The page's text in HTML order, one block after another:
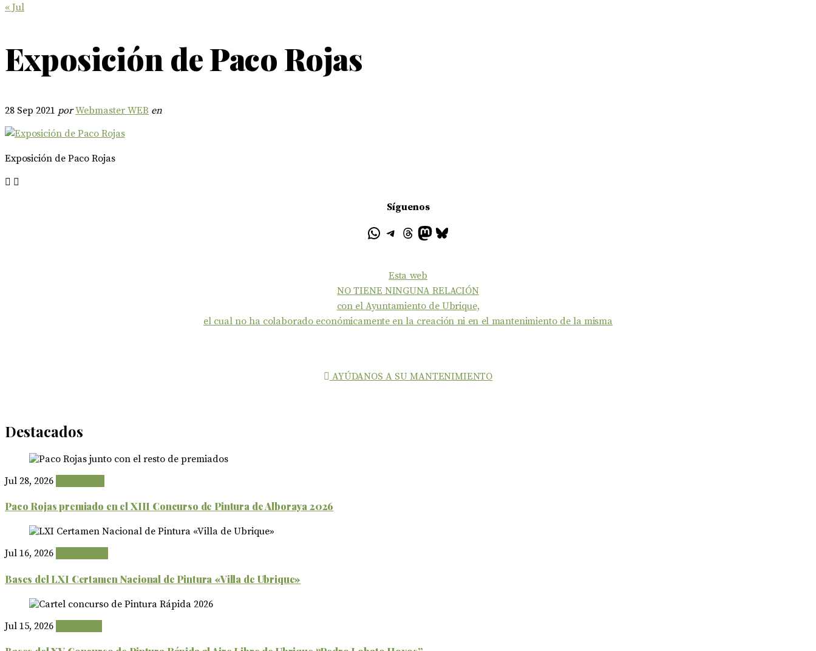
« Jul
Exposición de Paco Rojas
28 Sep 2021 por Webmaster WEB en
Exposición de Paco Rojas
Síguenos
Esta web
NO TIENE NINGUNA RELACIÓN
con el Ayuntamiento de Ubrique,
el cual no ha colaborado económicamente en la creación ni en el mantenimiento de la misma
AYÚDANOS A SU MANTENIMIENTO
Destacados
Jul 28, 2026
Paco Rojas premiado en el XIII Concurso de Pintura de Alboraya 2026
Jul 16, 2026
Bases del LXI Certamen Nacional de Pintura «Villa de Ubrique»
Jul 15, 2026